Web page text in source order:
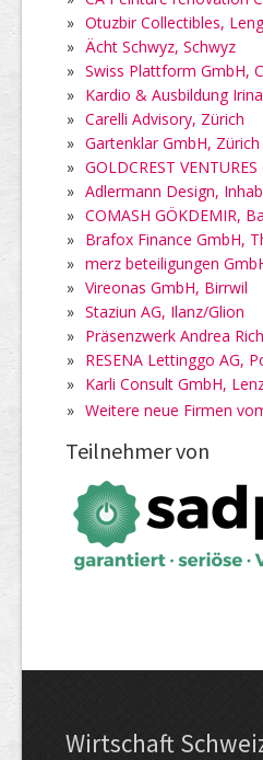
» Otuzbir Collectibles,
» Ächt Schwyz, Schwyz
» Swiss Plattform GmbH,
» Kardio & Ausbildung
» Carelli Advisory, Zürich
» Gartenklar GmbH, Zürich
» GOLDCREST
» Adlermann Design,
» COMASH GÖKDEMIR,
» Brafox Finance GmbH,
» merz beteiligungen
» Vireonas GmbH, Birrwil
» Staziun AG, Ilanz/Glion
» Präsenzwerk Andrea
» RESENA Lettinggo AG,
» Karli Consult GmbH,
» Weitere neue Firmen
Teilnehmer von
Wirtschaft